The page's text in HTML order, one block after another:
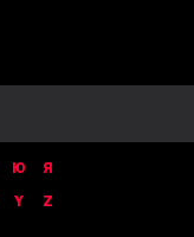
Ю
Я
Y Z